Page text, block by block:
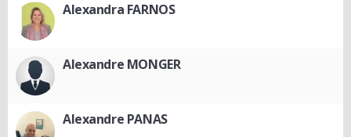
Alexandra FARNOS
Alexandre MONGER
Alexandre PANAS